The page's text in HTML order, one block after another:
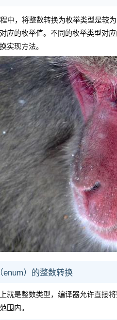
中，将整数转换为枚举类型是较
应的枚举值。不同的枚举类型对
实现方法。
enum）的整数转换
就是整数类型，编译器允许直接
围内。